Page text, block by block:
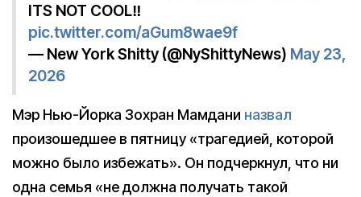
ITS NOT COOL‼️
pic.twitter.com/aGum8wae9f
— New York Shitty (@NyShittyNews) May 23,
2026
Мэр Нью-Йорка Зохран Мамдани назвал
произошедшее в пятницу «трагедией, которой
можно было избежать». Он подчеркнул, что ни
одна семья «не должна получать такой